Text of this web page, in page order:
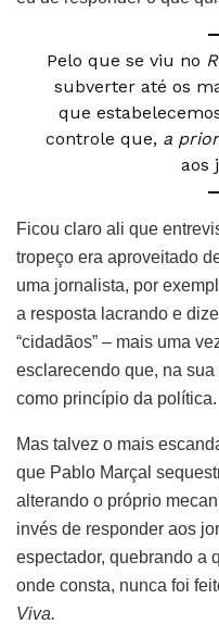
Pelo que se viu no
subverter até os
que
controle que, a
aos
Ficou claro ali que
tropeço era aproveitado
uma jornalista, por
a resposta lacrando e
“cidadãos” – mais uma
esclarecendo que, na
como princípio da política.
Mas talvez o mais
que Pablo Marçal
alterando o próprio
invés de responder aos
espectador, quebrando a
onde consta, nunca foi
Viva.